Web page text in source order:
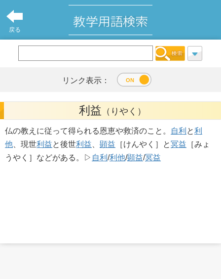
戻る
リンク表示：
利益 （りやく）
仏の教えに従って得られる恩恵や救済のこと。 自利 と利
他 、現世利益と後世利益 顕益 ［けんやく］と冥益 ［みょ
うやく］などがある。▷ 自利 /利他/顕益/冥益